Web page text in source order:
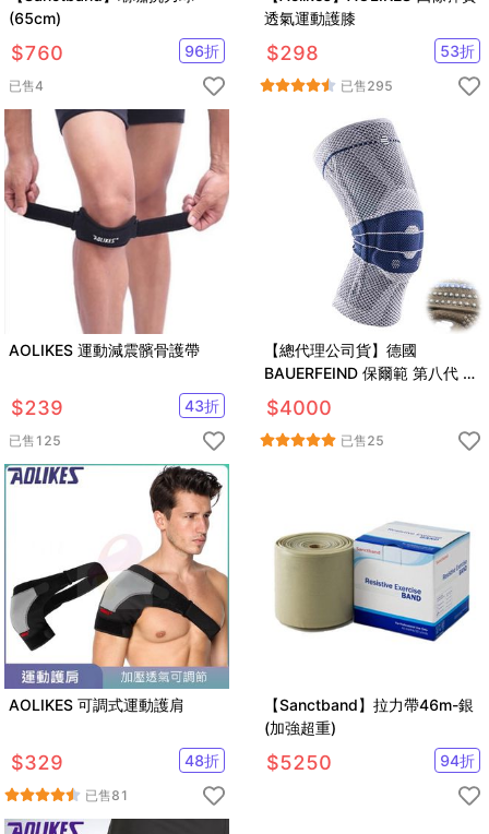
(65cm)
$760 96折
已售4
透氣運動護膝
$298 53折
已售295
AOLIKES 運動減震髕骨護帶
$239 43折
已售 125
【總代理公司貨】德國
BAUERFEIND 保爾範 第八代 基
本款 防滑版 護膝
$4000
已售25
AOLIKES 可調式運動護肩
$329 48折
已售81
【Sanctband】拉力帶46m-銀
(加強超重)
$5250 94折